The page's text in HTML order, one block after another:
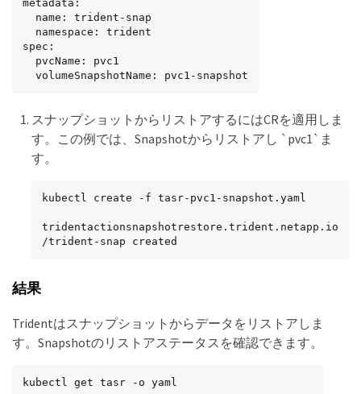
metadata:
spec:
  volumeSnapshotName: pvc1-snapshot
スナップショットからリストアするにはCRを適用しま
す。この例では、Snapshotからリストアし `pvc1`ま
す。
kubectl create -f tasr-pvc1-snapshot.yaml
tridentactionsnapshotrestore.trident.netapp.io
/trident-snap created
結果
Tridentはスナップショットからデータをリストアしま
す。Snapshotのリストアステータスを確認できます。
kubectl get tasr -o yaml